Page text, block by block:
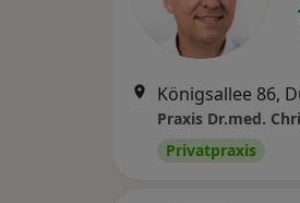
Königsallee 86,
Privatpraxis